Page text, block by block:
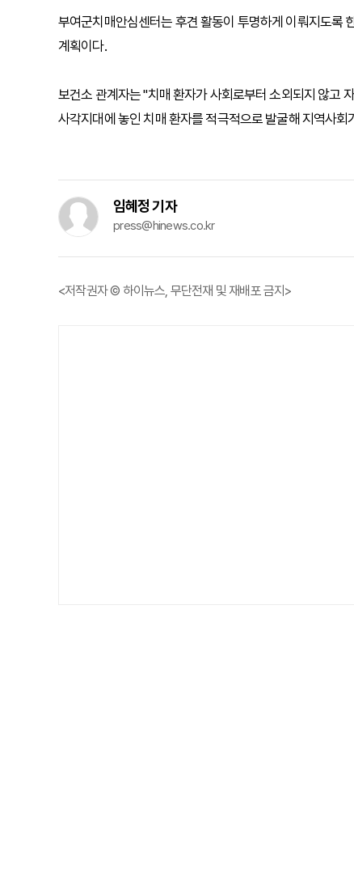
부여군치매안심센터는 후견 활동이 투명하게 이뤄지도록
계획이다.
보건소 관계자는 "치매 환자가 사회로부터 소외되지 않고
사각지대에 놓인 치매 환자를 적극적으로 발굴해 지역사
임혜정 기자
press@hinews.co.kr
<저작권자 © 하이뉴스, 무단전재 및 재배포 금지>